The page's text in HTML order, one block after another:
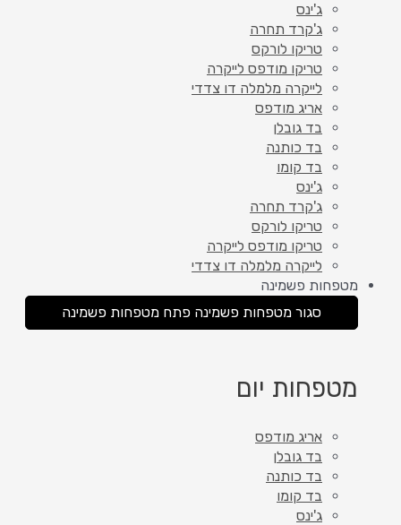
ג'ינס
ג'קרד תחרה
טריקו לורקס
טריקו מודפס לייקרה
לייקרה מלמלה דו צדדי
אריג מודפס
בד גובלן
בד כותנה
בד קומו
ג'ינס
ג'קרד תחרה
טריקו לורקס
טריקו מודפס לייקרה
לייקרה מלמלה דו צדדי
מטפחות פשמינה
סגור מטפחות פשמינה פתח מטפחות פשמינה
מטפחות יום
אריג מודפס
בד גובלן
בד כותנה
בד קומו
ג'ינס